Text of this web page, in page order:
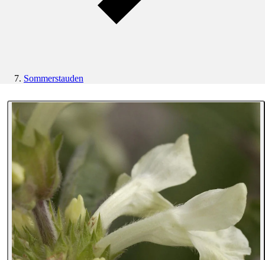
Sommerstauden